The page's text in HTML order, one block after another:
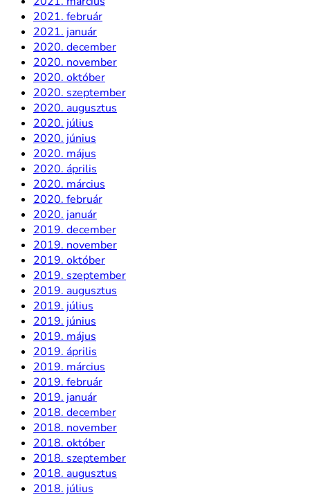
2021. február
2021. január
2020. december
2020. november
2020. október
2020. szeptember
2020. augusztus
2020. július
2020. június
2020. május
2020. április
2020. március
2020. február
2020. január
2019. december
2019. november
2019. október
2019. szeptember
2019. augusztus
2019. július
2019. június
2019. május
2019. április
2019. március
2019. február
2019. január
2018. december
2018. november
2018. október
2018. szeptember
2018. augusztus
2018. július